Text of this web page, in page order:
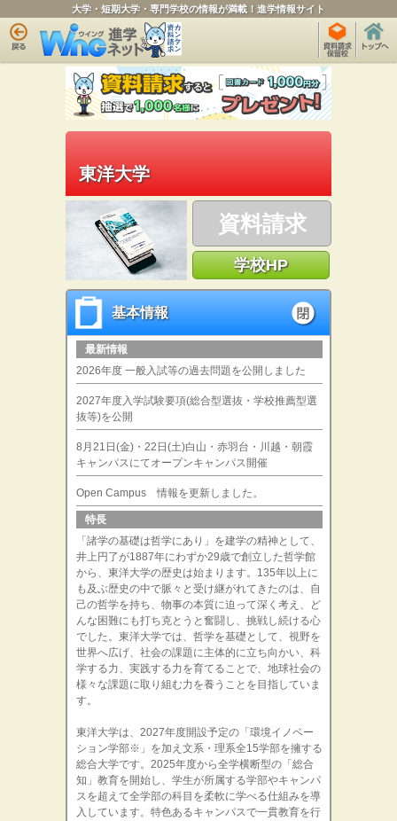
大学・短期大学・専門学校の情報が満載！進学情報サイト
東洋大学
資料請求
学校HP
基本情報
基本情報
最新情報
2026年度 一般入試等の過去問題を公開しました
2027年度入学試験要項(総合型選抜・学校推薦型選
抜等)を公開
8月21日(金)・22日(土)白山・赤羽台・川越・朝霞
キャンパスにてオープンキャンパス開催
Open Campus 情報を更新しました。
特長
「諸学の基礎は哲学にあり」を建学の精神として、
井上円了が1887年にわずか29歳で創立した哲学館
から、東洋大学の歴史は始まります。135年以上に
も及ぶ歴史の中で脈々と受け継がれてきたのは、自
己の哲学を持ち、物事の本質に迫って深く考え、ど
んな困難にも打ち克とうと奮闘し、挑戦し続ける心
でした。東洋大学では、哲学を基礎として、視野を
世界へ広げ、社会の課題に主体的に立ち向かい、科
学する力、実践する力を育てることで、地球社会の
様々な課題に取り組む力を養うことを目指していま
す。
東洋大学は、2027年度開設予定の「環境イノベー
ション学部※」を加え文系・理系全15学部を擁する
総合大学です。2025年度から全学横断型の「総合
知」教育を開始し、学生が所属する学部やキャンパ
スを超えて全学部の科目を柔軟に学べる仕組みを導
入しています。特色あるキャンパスで一貫教育を行